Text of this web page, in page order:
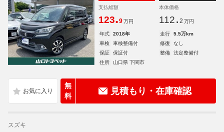
支払総額
123.9 万円
本体価格
112. 2 万円
年式 2018年 走行
5.5万km
車検
車検整備付 修復
なし
保証
保証付 整備
法定整備付
住所
山口県 下関市
無
料
見積もり・在庫確認
スズキ